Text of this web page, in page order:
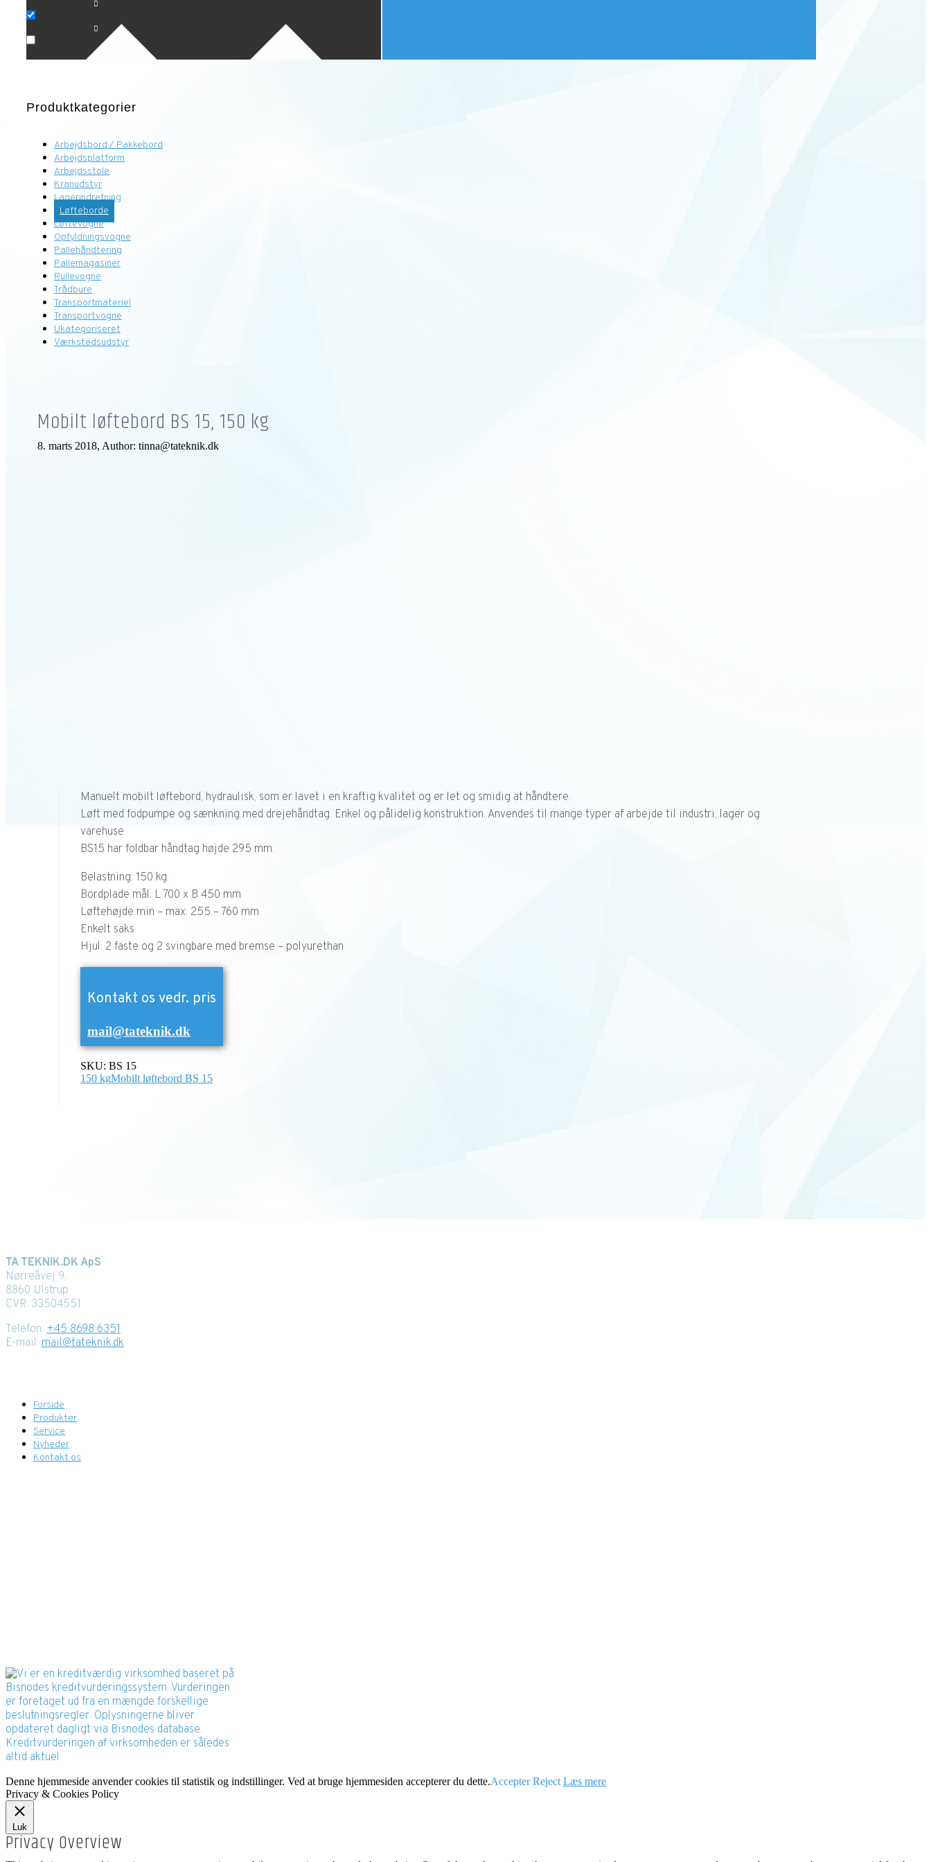
Produktkategorier
Arbejdsbord / Pakkebord
Arbejdsplatform
Arbejdsstole
Kranudstyr
Lagerindretning
Løfteborde
Løftevogne
Opfyldningsvogne
Pallehåndtering
Pallemagasiner
Rullevogne
Trådbure
Transportmateriel
Transportvogne
Ukategoriseret
Værkstedsudstyr
Mobilt løftebord BS 15, 150 kg
8. marts 2018, Author: tinna@tateknik.dk
Manuelt mobilt løftebord, hydraulisk, som er lavet i en kraftig kvalitet og er let og smidig at håndtere.
Løft med fodpumpe og sænkning med drejehåndtag. Enkel og pålidelig konstruktion. Anvendes til mange typer af arbejde til industri, lager og
varehuse.
BS15 har foldbar håndtag højde 295 mm.
Belastning: 150 kg.
Bordplade mål: L 700 x B 450 mm
Løftehøjde min – max: 255 – 760 mm
Enkelt saks
Hjul: 2 faste og 2 svingbare med bremse – polyurethan
Kontakt os vedr. pris
mail@tateknik.dk
SKU: BS 15
150 kgMobilt løftebord BS 15
TA TEKNIK.DK ApS
Nørreåvej 9,
8860 Ulstrup
CVR: 33504551
Telefon: +45 8698 6351
E-mail: mail@tateknik.dk
Forside
Produkter
Service
Nyheder
Kontakt os
Denne hjemmeside anvender cookies til statistik og indstillinger. Ved at bruge hjemmesiden accepterer du dette.Accepter Reject Læs mere
Privacy & Cookies Policy
Luk
Privacy Overview